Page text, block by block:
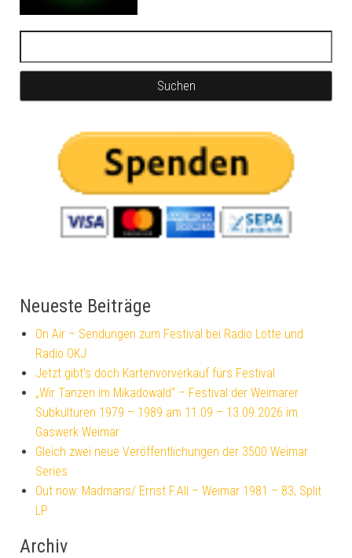
Neueste Beiträge
On Air – Sendungen zum Festival bei Radio Lotte und
Radio OKJ
Jetzt gibt’s doch Kartenvorverkauf fürs Festival
„Wir Tanzen im Mikadowald“ – Festival der Weimarer
Subkulturen 1979 – 1989 am 11.09 – 13.09.2026 im
Gaswerk Weimar
Gleich zwei neue Veröffentlichungen der 3500 Weimar
Series
Out now: Madmans/ Ernst F.All – Weimar 1981 – 83, Split
LP
Archiv